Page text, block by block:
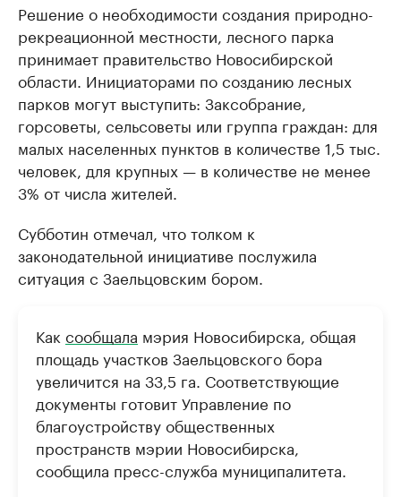
Решение о необходимости создания природно-
рекреационной местности, лесного парка
принимает правительство Новосибирской
области. Инициаторами по созданию лесных
парков могут выступить: Заксобрание,
горсоветы, сельсоветы или группа граждан: для
малых населенных пунктов в количестве 1,5 тыс.
человек, для крупных — в количестве не менее
3% от числа жителей.
Субботин отмечал, что толком к
законодательной инициативе послужила
ситуация с Заельцовским бором.
Как сообщала мэрия Новосибирска, общая
площадь участков Заельцовского бора
увеличится на 33,5 га. Соответствующие
документы готовит Управление по
благоустройству общественных
пространств мэрии Новосибирска,
сообщила пресс-служба муниципалитета.